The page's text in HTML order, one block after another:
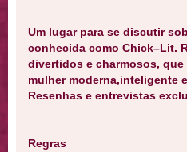
Um lugar para se discutir
conhecida como Chick–Lit.
divertidos e charmosos,
mulher moderna,inteligente
Resenhas e entrevistas
Regras